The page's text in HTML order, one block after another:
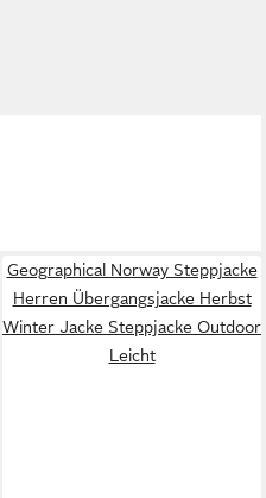
Geographical Norway Steppjacke
Herren Übergangsjacke Herbst
Winter Jacke Steppjacke Outdoor
Leicht